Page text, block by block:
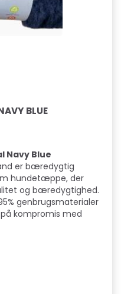
BLUE
Navy Blue
er bæredygtig
hundetæppe, der
og bæredygtighed.
genbrugsmaterialer
kompromis med